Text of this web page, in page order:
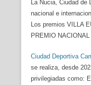
La Nucia, Ciudad
nacional e
Los premios VILLA
PREMIO
Ciudad Deportiva
se realiza, desde
privilegiadas como: